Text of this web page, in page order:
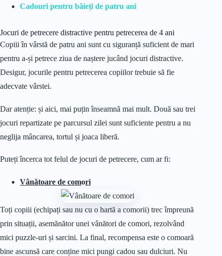
Cadouri pentru băieți de patru ani
Jocuri de petrecere distractive pentru petrecerea de 4 ani
Copiii în vârstă de patru ani sunt cu siguranță suficient de mari
pentru a-și petrece ziua de naștere jucând jocuri distractive.
Desigur, jocurile pentru petrecerea copiilor trebuie să fie
adecvate vârstei.
Dar atenție: și aici, mai puțin înseamnă mai mult. Două sau trei
jocuri repartizate pe parcursul zilei sunt suficiente pentru a nu
neglija mâncarea, tortul și joaca liberă.
Puteți încerca tot felul de jocuri de petrecere, cum ar fi:
Vânătoare de comori
Toți copiii (echipați sau nu cu o hartă a comorii) trec împreună
prin situații, asemănător unei vânători de comori, rezolvând
mici puzzle-uri și sarcini. La final, recompensa este o comoară
bine ascunsă care conține mici pungi cadou sau dulciuri. Nu